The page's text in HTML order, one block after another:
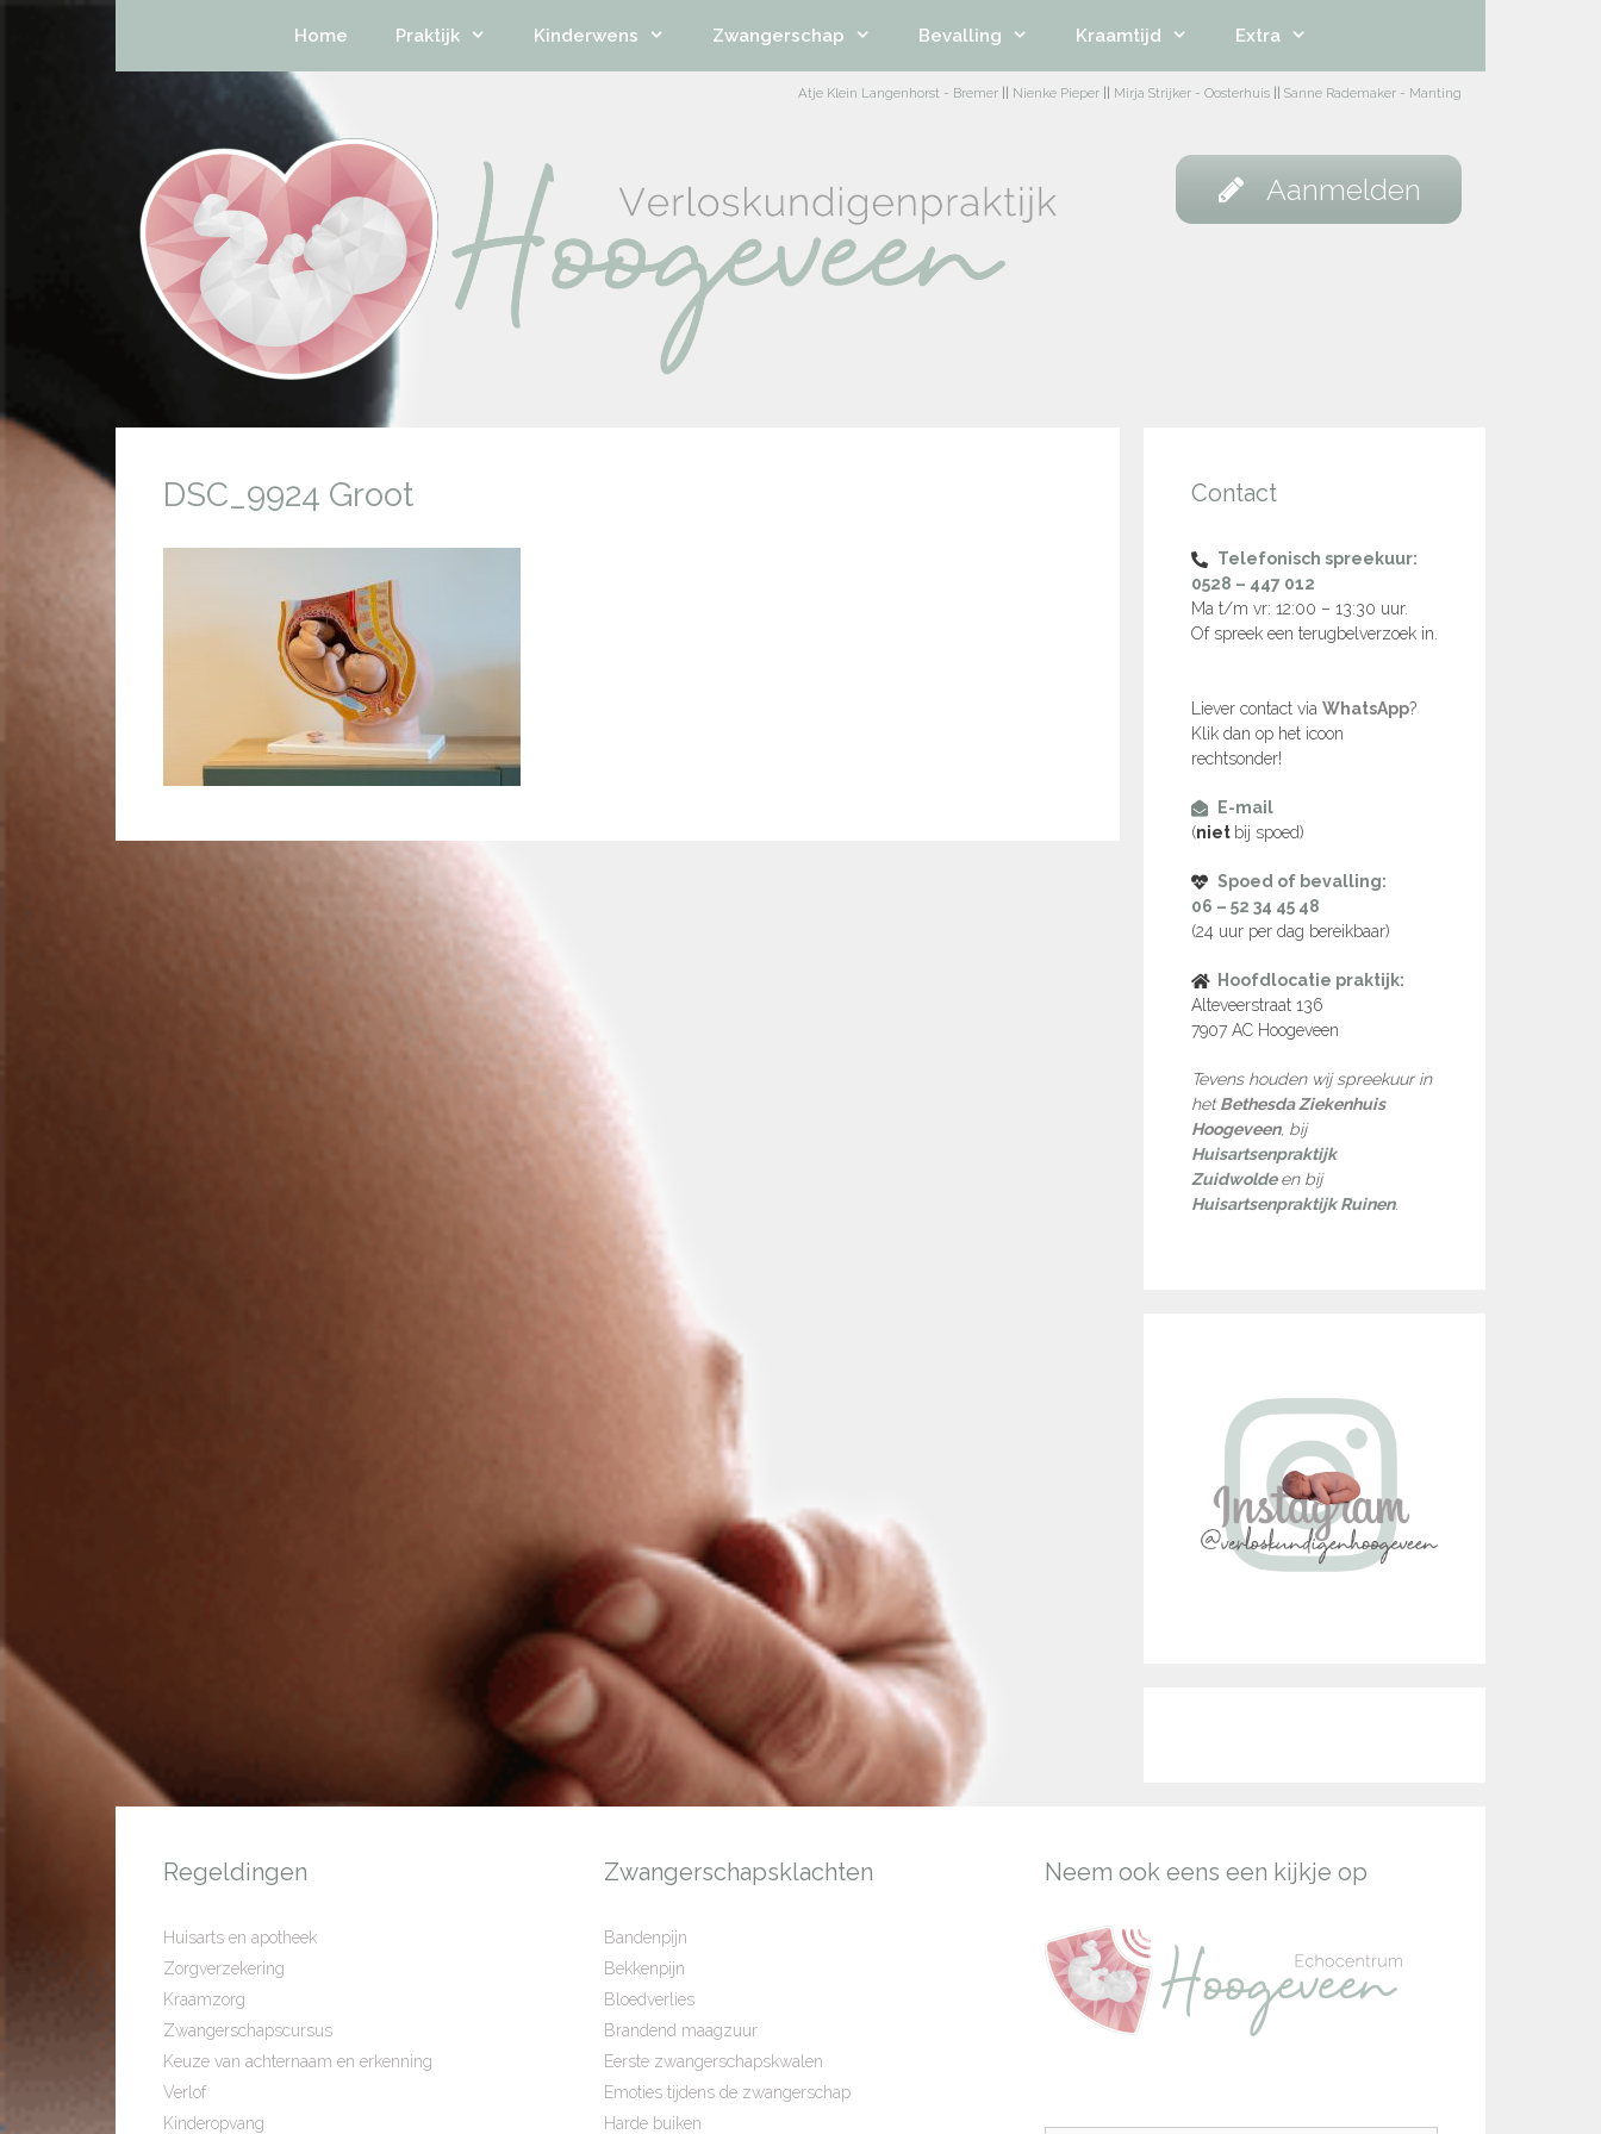
Home Praktijk Kinderwens Zwangerschap Bevalling Kraamtijd Extra
Atje Klein Langenhorst - Bremer Nienke Pieper Mirja Strijker - Oosterhuis Sanne Rademaker - Manting
Aanmelden
DSC_9924 Groot Contact
Telefonisch spreekuur:
0528 – 447 012
Ma t/m vr: 12:00 – 13:30 uur.
Of spreek een terugbelverzoek in.
Liever contact via WhatsApp?
Klik dan op het icoon
rechtsonder!
E-mail
(niet bij spoed)
Spoed of bevalling:
06 – 52 34 45 48
(24 uur per dag bereikbaar)
Hoofdlocatie praktijk:
Alteveerstraat 136
7907 AC Hoogeveen
Tevens houden wij spreekuur in
hetBethesda Ziekenhuis
Hoogeveen, bij
Huisartsenpraktijk
Zuidwolde en bij
Huisartsenpraktijk Ruinen.
Regeldingen
Huisarts en apotheek
Zorgverzekering
Kraamzorg
Zwangerschapscursus
Keuze van achternaam en erkenning
Verlof
Kinderopvang
Zwangerschapsklachten
Bandenpijn
Bekkenpijn
Bloedverlies
Brandend maagzuur
Eerste zwangerschapskwalen
Emoties tijdens de zwangerschap
Harde buiken
Neem ook eens een kijkje op